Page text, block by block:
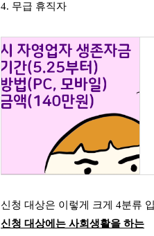
4. 무급 휴직자
신청 대상은 이렇게 크게 4분류
신청 대상에는 사회생활을 하는